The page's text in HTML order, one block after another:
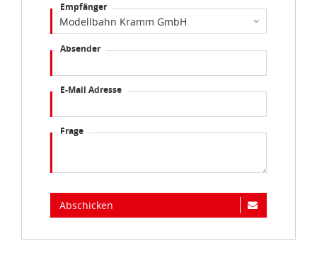
Empfänger
Absender
E-Mail Adresse
Frage
Abschicken